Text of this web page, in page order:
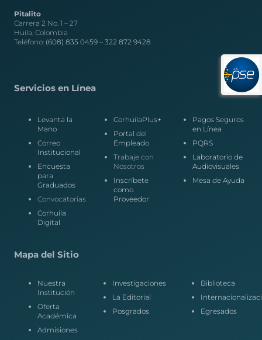
Pitalito
Carrera 2 No. 1 – 27
Huila, Colombia
Teléfono: (608) 835 0459 – 322 872 9428
Servicios en Línea
Levanta la
Mano
Correo
Institucional
Encuesta
para
Graduados
Convocatorias
Corhuila
Digital
CorhuilaPlus+
Portal del
Empleado
Trabaje con
Nosotros
Inscríbete
como
Proveedor
Pagos Seguros
en Línea
PQRS
Laboratorio de
Audiovisuales
Mesa de Ayuda
Mapa del Sitio
Nuestra
Institución
Oferta
Académica
Admisiones
Investigaciones
La Editorial
Posgrados
Biblioteca
Egresados